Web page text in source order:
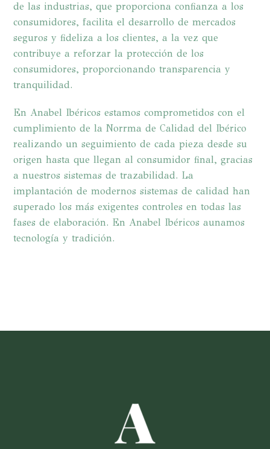
de las industrias, que proporciona confianza a los
consumidores, facilita el desarrollo de mercados
seguros y fideliza a los clientes, a la vez que
contribuye a reforzar la protección de los
consumidores, proporcionando transparencia y
tranquilidad.
En Anabel Ibéricos estamos comprometidos con el
cumplimiento de la Norrma de Calidad del Ibérico
realizando un seguimiento de cada pieza desde su
origen hasta que llegan al consumidor final, gracias
a nuestros sistemas de trazabilidad. La
implantación de modernos sistemas de calidad han
superado los más exigentes controles en todas las
fases de elaboración. En Anabel Ibéricos aunamos
tecnología y tradición.